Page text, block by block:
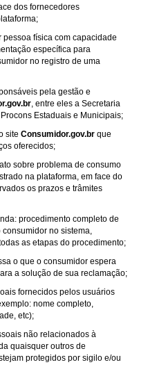
dos fornecedores
física com capacidade
específica para
no registro de uma
pela gestão e
, entre eles a Secretaria
Estaduais e Municipais;
site Consumidor.gov.br que
oferecidos;
sobre problema de consumo
na plataforma, em face do
os prazos e trâmites
procedimento completo de
no sistema,
as etapas do procedimento;
o que o consumidor espera
a solução de sua reclamação;
fornecidos pelos usuários
nome completo,
etc);
não relacionados à
quaisquer outros de
protegidos por sigilo e/ou